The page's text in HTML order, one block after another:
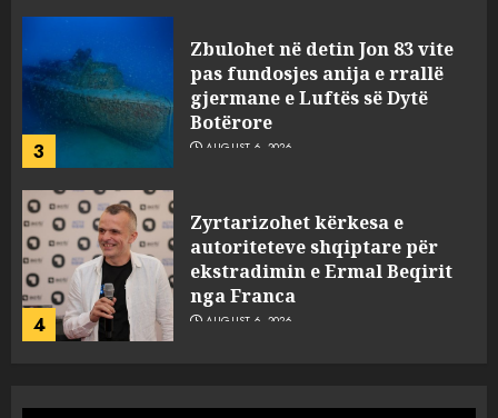
3
Zbulohet në detin Jon 83 vite
pas fundosjes anija e rrallë
gjermane e Luftës së Dytë
Botërore
AUGUST 6, 2026
4
Zyrtarizohet kërkesa e
autoriteteve shqiptare për
ekstradimin e Ermal Beqirit
nga Franca
AUGUST 6, 2026
A do të ketë rrezik për Tokën?